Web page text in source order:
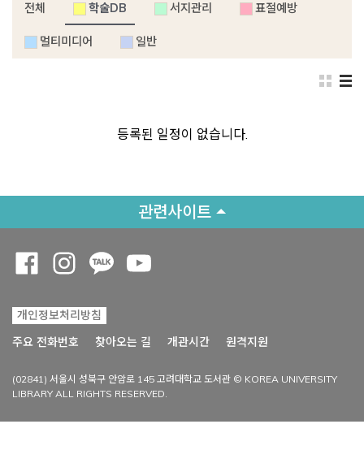
전체 학술DB 서지관리 표절예방
멀티미디어 일반
등록된 일정이 없습니다.
관련사이트
개인정보처리방침
주요 전화번호
찾아오는 길 개관시간 원격지원
(02841) 서울시 성북구 안암로 145 고려대학교 도서관 © KOREA UNIVERSITY
LIBRARY ALL RIGHTS RESERVED.
Opens a new window
Opens a new window
Opens a new window